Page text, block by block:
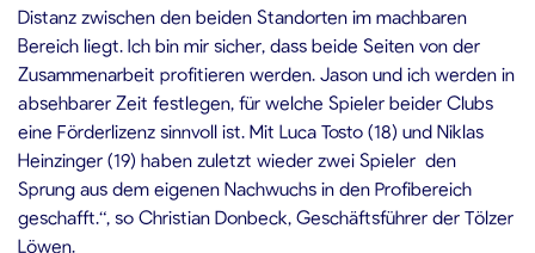
Distanz zwischen den beiden Standorten im machbaren
Bereich liegt. Ich bin mir sicher, dass beide Seiten von der
Zusammenarbeit profitieren werden. Jason und ich werden in
absehbarer Zeit festlegen, für welche Spieler beider Clubs
eine Förderlizenz sinnvoll ist. Mit Luca Tosto (18) und Niklas
Heinzinger (19) haben zuletzt wieder zwei Spieler den
Sprung aus dem eigenen Nachwuchs in den Profibereich
geschafft.“, so Christian Donbeck, Geschäftsführer der Tölzer
Löwen.